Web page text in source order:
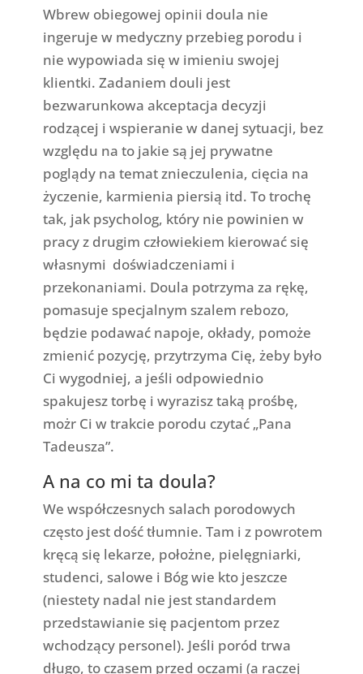
Wbrew obiegowej opinii doula nie
ingeruje w medyczny przebieg porodu i
nie wypowiada się w imieniu swojej
klientki. Zadaniem douli jest
bezwarunkowa akceptacja decyzji
rodzącej i wspieranie w danej sytuacji, bez
względu na to jakie są jej prywatne
poglądy na temat znieczulenia, cięcia na
życzenie, karmienia piersią itd. To trochę
tak, jak psycholog, który nie powinien w
pracy z drugim człowiekiem kierować się
własnymi doświadczeniami i
przekonaniami. Doula potrzyma za rękę,
pomasuje specjalnym szalem rebozo,
będzie podawać napoje, okłady, pomoże
zmienić pozycję, przytrzyma Cię, żeby było
Ci wygodniej, a jeśli odpowiednio
spakujesz torbę i wyrazisz taką prośbę,
możr Ci w trakcie porodu czytać „Pana
Tadeusza”.
A na co mi ta doula?
We współczesnych salach porodowych
często jest dość tłumnie. Tam i z powrotem
kręcą się lekarze, położne, pielęgniarki,
studenci, salowe i Bóg wie kto jeszcze
(niestety nadal nie jest standardem
przedstawianie się pacjentom przez
wchodzący personel). Jeśli poród trwa
długo, to czasem przed oczami (a raczej